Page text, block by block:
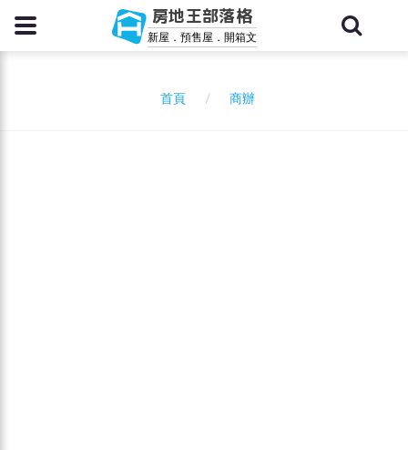
房地王部落格
新屋．預售屋．開箱文
首頁 商辦